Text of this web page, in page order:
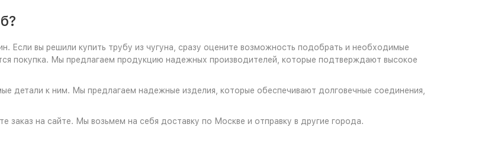
Если вы решили купить трубу из чугуна, сразу оцените возможность подобрать и необходимые
покупка. Мы предлагаем продукцию надежных производителей, которые подтверждают высокое
детали к ним. Мы предлагаем надежные изделия, которые обеспечивают долговечные соединения,
на сайте. Мы возьмем на себя доставку по Москве и отправку в другие города.